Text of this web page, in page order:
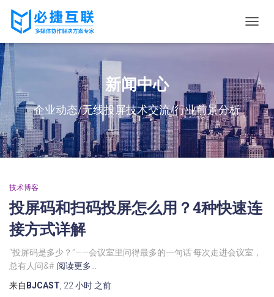
换
新闻中心
企业动态/无线投屏技术交流/行业前景分析
技术博客
投屏码和扫码投屏怎么用？4种快速连
接方式详解
“投屏码是多少？”——会议室里问得最多的一句话 每次走进会议室，
总有人问&# 阅读更多…
来自 BJCAST 22 小时 之前